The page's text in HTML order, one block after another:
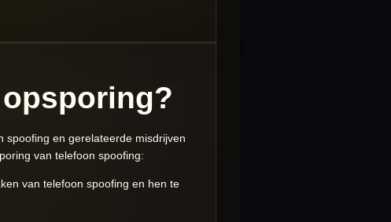
spoofing en gerelateerde misdrijven
van telefoon spoofing:
van telefoon spoofing en hen te